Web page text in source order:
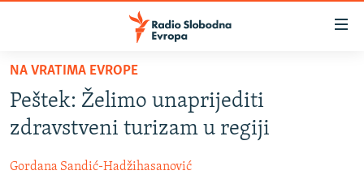
Pređite
glavni
sadržaj
na
BOSNA I HERCEGOVINA
KOSOVO
NA VRATIMA EVROPE
Peštek: Želimo unaprijediti
zdravstveni turizam u regiji
Gordana Sandić-Hadžihasanović